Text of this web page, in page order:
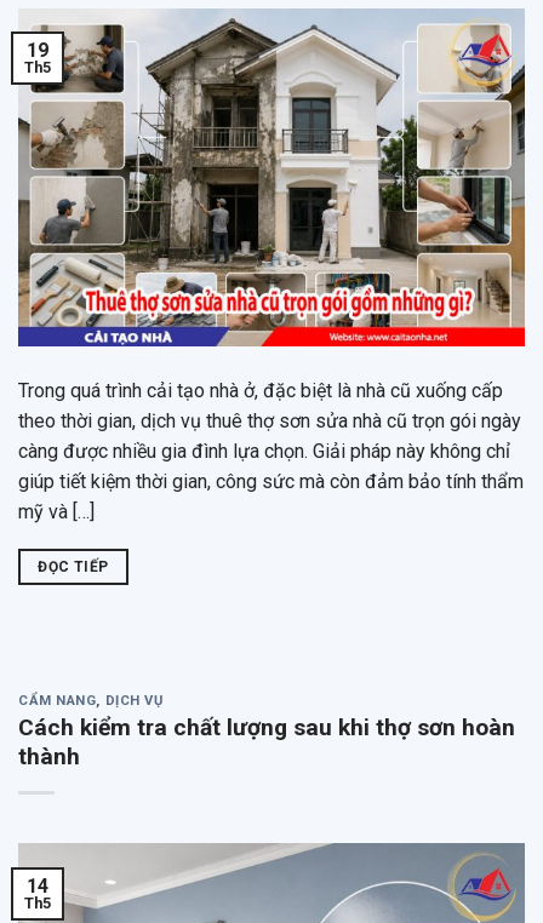
19
Th5
Trong quá trình cải tạo nhà ở, đặc biệt là nhà cũ xuống cấp
theo thời gian, dịch vụ thuê thợ sơn sửa nhà cũ trọn gói ngày
càng được nhiều gia đình lựa chọn. Giải pháp này không chỉ
giúp tiết kiệm thời gian, công sức mà còn đảm bảo tính thẩm
mỹ và […]
ĐỌC TIẾP
CẨM NANG DỊCH VỤ
Cách kiểm tra chất lượng sau khi thợ sơn hoàn
thành
14
Th5